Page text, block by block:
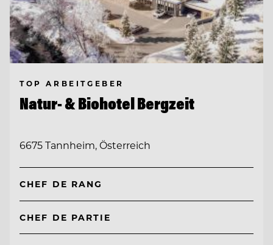
TOP ARBEITGEBER
Natur- & Biohotel Bergzeit
6675 Tannheim, Österreich
CHEF DE RANG
CHEF DE PARTIE